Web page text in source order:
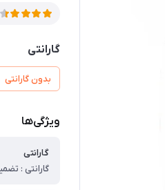
گارانتی
بدون گارانتی
ویژگی‌ها
گارانتی